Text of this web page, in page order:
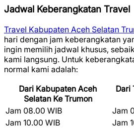
Jadwal Keberangkatan Travel
Travel Kabupaten Aceh Selatan
hari dengan jam keberangkatan
ingin memilih jadwal khusus,
kami langsung. Untuk
normal kami adalah:
Dari Kabupaten Aceh
Selatan Ke Trumon
Dari
Jam 08.00 WIB
Jam
Jam 10.00 WIB
Jam